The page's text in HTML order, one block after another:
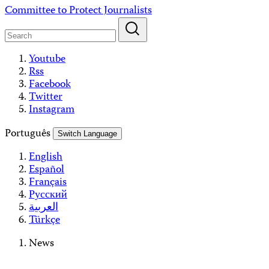
Skip
content
Committee to Protect Journalists
Youtube
Rss
Facebook
Twitter
Instagram
Português
Switch Language
English
Español
Français
Русский
العربية
Türkçe
News